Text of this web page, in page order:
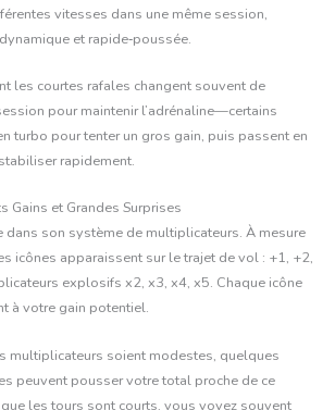
vitesses dans une même session,
et rapide‑poussée.
les courtes rafales changent souvent de
pour maintenir l’adrénaline—certains
turbo pour tenter un gros gain, puis passent en
rapidement.
Gains et Grandes Surprises
dans son système de multiplicateurs. À mesure
icônes apparaissent sur le trajet de vol : +1, +2,
explosifs x2, x3, x4, x5. Chaque icône
à votre gain potentiel.
multiplicateurs soient modestes, quelques
peuvent pousser votre total proche de ce
les tours sont courts, vous voyez souvent